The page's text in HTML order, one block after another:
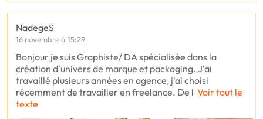
NadegeS
16 novembre à 15:29
Bonjour je suis Graphiste/ DA spécialisée dans la
création d'univers de marque et packaging. J'ai
travaillé plusieurs années en agence, j'ai choisi
récemment de travailler en freelance. De l Voir tout le
texte